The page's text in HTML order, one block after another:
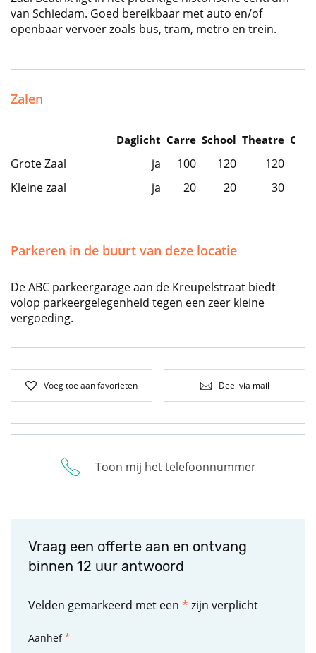
van Schiedam. Goed bereikbaar met auto en/of
openbaar vervoer zoals bus, tram, metro en trein.
Zalen
Daglicht Carre School Theatre
Grote Zaal ja 100 120 120
Kleine zaal
ja 20 20 30
Parkeren in de buurt van deze locatie
De ABC parkeergarage aan de Kreupelstraat biedt
volop parkeergelegenheid tegen een zeer kleine
vergoeding.
Voeg toe aan favorieten Deel via mail
Toon mij het telefoonnummer
Vraag een offerte aan en ontvang
binnen 12 uur antwoord
Velden gemarkeerd met een * zijn verplicht
Aanhef